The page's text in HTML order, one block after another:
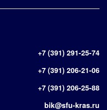
+7 (391) 291-25-74
+7 (391) 206-21-06
+7 (391) 206-25-88
bik@sfu-kras.ru